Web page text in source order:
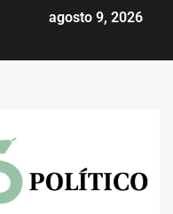
agosto 9, 2026